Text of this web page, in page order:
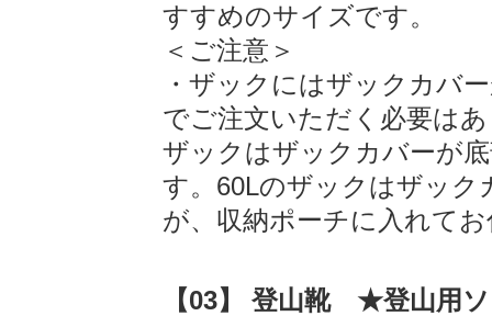
すすめのサイズです。
＜ご注意＞
・ザックにはザックカバ
でご注文いただく必要は
ザックはザックカバーが
す。60Lのザックはザッ
が、収納ポーチに入れて
【03】 登山靴 ★登山用